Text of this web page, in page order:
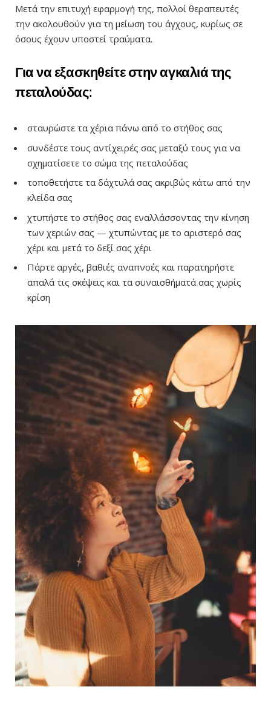
Μετά την επιτυχή εφαρμογή της, πολλοί θεραπευτές
την ακολουθούν για τη μείωση του άγχους, κυρίως σε
όσους έχουν υποστεί τραύματα.
Για να εξασκηθείτε στην αγκαλιά της
πεταλούδας:
σταυρώστε τα χέρια πάνω από το στήθος σας
συνδέστε τους αντίχειρές σας μεταξύ τους για να
σχηματίσετε το σώμα της πεταλούδας
τοποθετήστε τα δάχτυλά σας ακριβώς κάτω από την
κλείδα σας
χτυπήστε το στήθος σας εναλλάσσοντας την κίνηση
των χεριών σας — χτυπώντας με το αριστερό σας
χέρι και μετά το δεξί σας χέρι
Πάρτε αργές, βαθιές αναπνοές και παρατηρήστε
απαλά τις σκέψεις και τα συναισθήματά σας χωρίς
κρίση